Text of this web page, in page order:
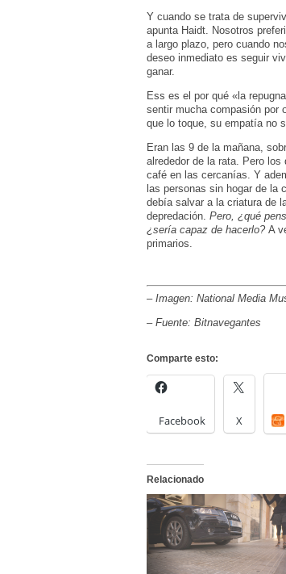
Y cuando se trata de
apunta Haidt. Nosotros
a largo plazo, pero cuando
deseo inmediato es seguir
ganar.
Ess es el por qué «la
sentir mucha compasión por
que lo toque, su empatía no
Eran las 9 de la mañana,
alrededor de la rata. Pero
café en las cercanías. Y
las personas sin hogar de la
debía salvar a la criatura de
depredación. Pero, ¿qué
¿sería capaz de hacerlo? A
primarios.
–Imagen: National Media
– Fuente: Bitnavegantes
Comparte esto:
Facebook X
Relacionado